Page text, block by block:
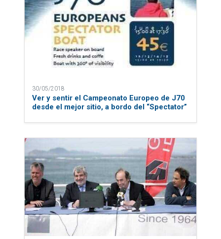
30/05/2018
Ver y sentir el Campeonato Europeo de J70
desde el mejor sitio, a bordo del “Spectator”